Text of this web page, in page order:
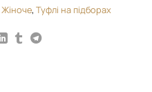
Жіноче, Туфлі на підборах